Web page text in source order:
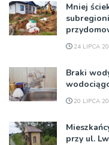
Mniej
24 LIPCA
Braki
20 LIPCA
przy ul.